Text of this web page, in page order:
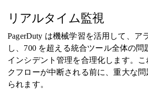
リアルタイム監視
PagerDuty は機械学習を活用して、ア
し、700 を超える統合ツール全体の
インシデント管理を合理化します。
クフローが中断される前に、重大な
られます。